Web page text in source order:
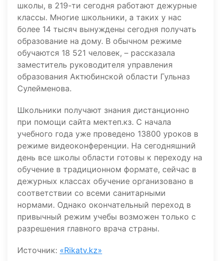
школы, в 219-ти сегодня работают дежурные
классы. Многие школьники, а таких у нас
более 14 тысяч вынуждены сегодня получать
образование на дому. В обычном режиме
обучаются 18 521 человек, – рассказала
заместитель руководителя управления
образования Актюбинской области Гульназ
Сулейменова.
Школьники получают знания дистанционно
при помощи сайта мектеп.кз. С начала
учебного года уже проведено 13800 уроков в
режиме видеоконференции. На сегодняшний
день все школы области готовы к переходу на
обучение в традиционном формате, сейчас в
дежурных классах обучение организовано в
соответствии со всеми санитарными
нормами. Однако окончательный переход в
привычный режим учебы возможен только с
разрешения главного врача страны.
Источник: «Rikatv.kz»